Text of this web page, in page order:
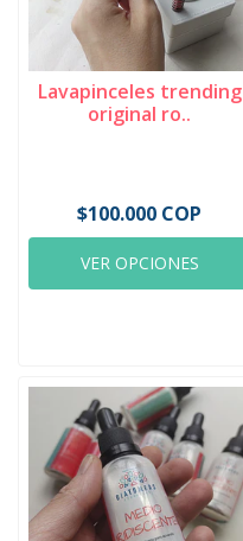
Lavapinceles trending
original ro..
$100.000 COP
VER OPCIONES